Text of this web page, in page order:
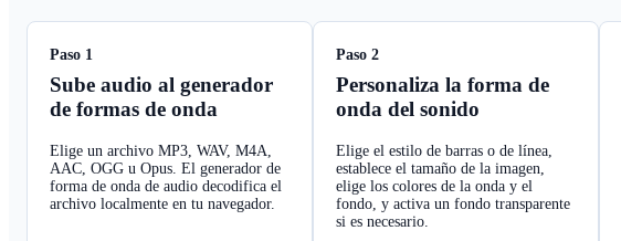
Paso 1
Sube audio al generador
de formas de onda
Elige un archivo MP3, WAV, M4A,
AAC, OGG u Opus. El generador de
forma de onda de audio decodifica el
archivo localmente en tu navegador.
Paso 2
Personaliza la forma de
onda del sonido
Elige el estilo de barras o de línea,
establece el tamaño de la imagen,
elige los colores de la onda y el
fondo, y activa un fondo transparente
si es necesario.